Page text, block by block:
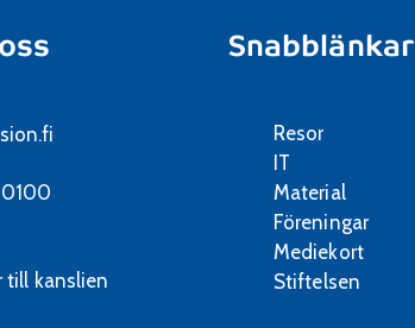
till kanslien
Snabblänkar
Resor
IT
Material
Föreningar
Mediekort
Stiftelsen